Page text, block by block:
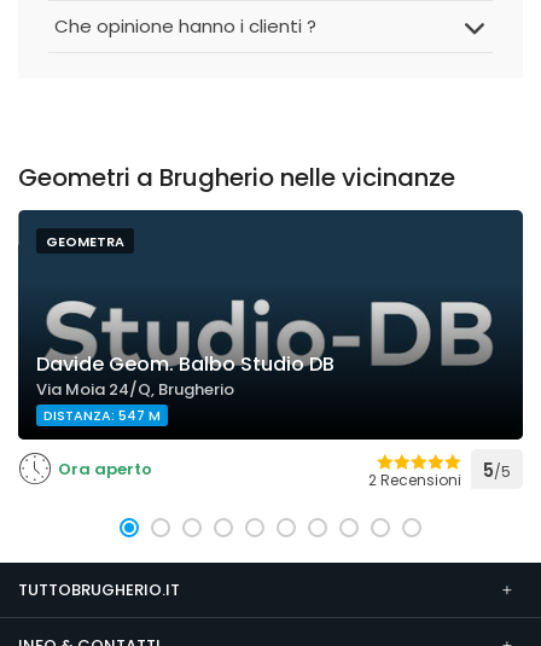
Che opinione hanno i clienti ?
Geometri a Brugherio nelle vicinanze
GEOMETRA
Davide Geom. Balbo Studio DB
Via Moia 24/Q, Brugherio
DISTANZA: 547 M
Ora aperto 2 Recensioni 5/5
TUTTOBRUGHERIO.IT